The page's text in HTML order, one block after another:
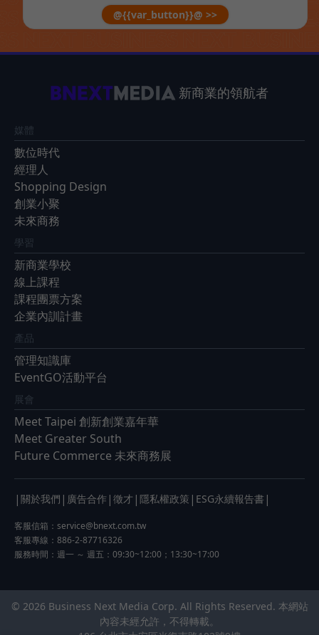
@{{var_button}}@ >>
新商業的領航者
媒體
數位時代
經理人
Shopping Design
創業小聚
未來商務
學習
新商業學校
線上課程
課程團票方案
企業內訓計畫
產品
管理知識庫
EventGO活動平台
展會
Meet Taipei 創新創業嘉年華
Meet Greater South
Future Commerce 未來商務展
| 關於我們 | 廣告合作 | 徵才 | 隱私權政策 | ESG永續報告書 |
客服信箱： service@bnext.com.tw
客服專線：886-2-87716326
服務時間：週一 ～ 週五：09:30~12:00；13:30~17:00
© 2026 Business Next Media Corp. All Rights Reserved. 本網站
內容未經允許，不得轉載。